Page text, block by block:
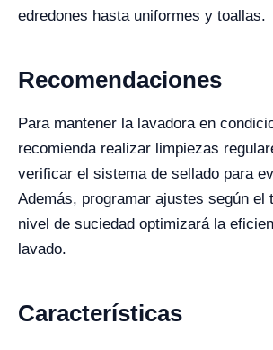
edredones hasta uniformes y toallas.
Recomendaciones
Para mantener la lavadora en
recomienda realizar limpiezas
verificar el sistema de sellado para
Además, programar ajustes según el
nivel de suciedad optimizará la
lavado.
Características